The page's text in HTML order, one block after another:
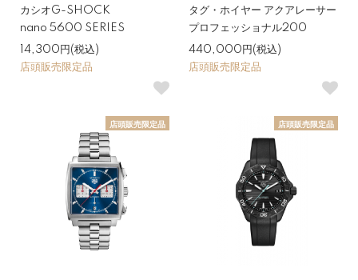
カシオG-SHOCK
nano 5600 SERIES
14,300円(税込)
店頭販売限定品
タグ・ホイヤー アクアレーサー
プロフェッショナル200
440,000円(税込)
店頭販売限定品
店頭販売限定品 店頭販売限定品